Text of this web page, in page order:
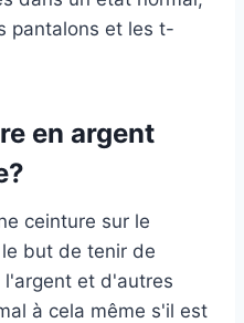
pantalons et les t-
en argent
ceinture sur le
but de tenir de
et d'autres
à cela même s'il est